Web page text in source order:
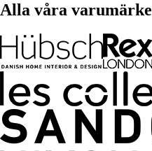
Alla våra